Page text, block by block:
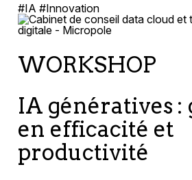
#IA #Innovation
WORKSHOP
IA génératives :
en efficacité et
productivité